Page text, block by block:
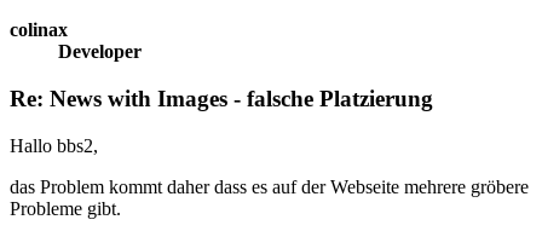
colinax
Developer
Re: News with Images - falsche Platzierung
Hallo bbs2,
das Problem kommt daher dass es auf der Webseite mehrere gröbere
Probleme gibt.